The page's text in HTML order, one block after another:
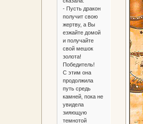
- Пусть дракон
получит свою
жертву, а Вы
езжайте домой
и получайте
свой мешок
золота!
Победитель!
С этим она
продолжила
путь средь
камней, пока не
увидела
зияющую
темнотой